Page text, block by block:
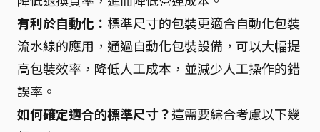
有利於自動化： 標準尺寸的包裝更適合自動化包裝
流水線的應用，通過自動化包裝設備，可以大幅提
高包裝效率，降低人工成本，並減少人工操作的錯
誤率。
如何確定適合的標準尺寸？這需要綜合考慮以下幾